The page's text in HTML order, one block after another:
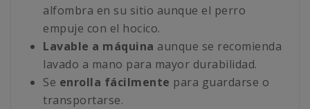
alfombra en su sitio aunque el perro
empuje con el hocico.
Lavable a máquina aunque se recomienda
lavado a mano para mayor durabilidad.
Se enrolla fácilmente para guardarse o
transportarse.